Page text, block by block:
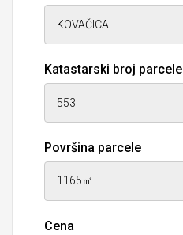
Katastarski broj parcele
Površina parcele
Cena